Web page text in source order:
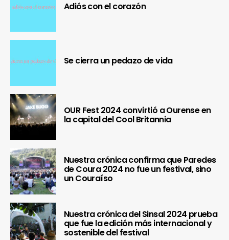
Adiós con el corazón
Se cierra un pedazo de vida
OUR Fest 2024 convirtió a Ourense en
la capital del Cool Britannia
Nuestra crónica confirma que Paredes
de Coura 2024 no fue un festival, sino
un Couraíso
Nuestra crónica del Sinsal 2024 prueba
que fue la edición más internacional y
sostenible del festival